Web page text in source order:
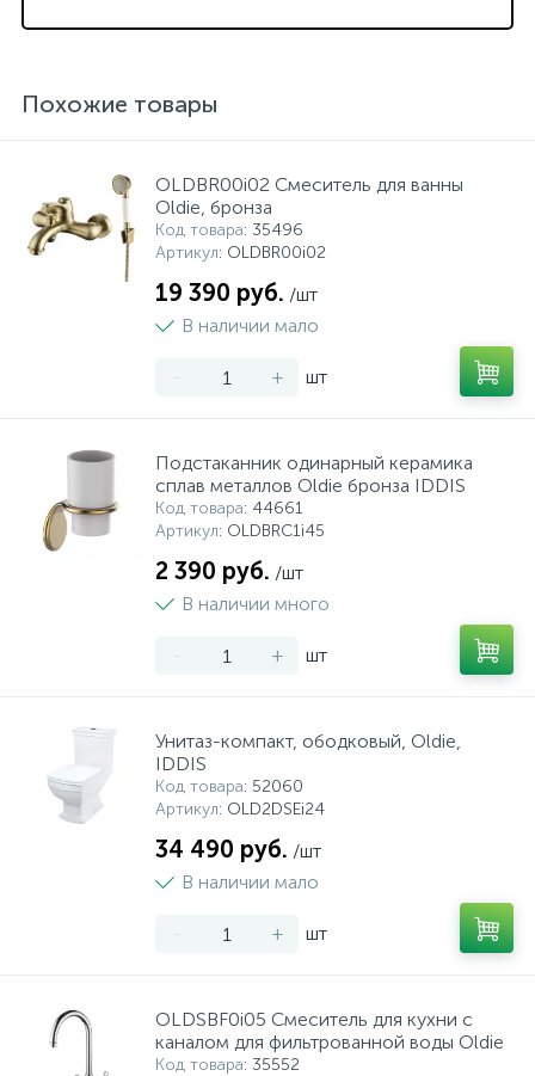
Похожие товары
OLDBR00i02 Смеситель для ванны
Oldie, бронза
Код товара: 35496
Артикул: OLDBR00i02
19 390 руб. /шт
В наличии мало
- + шт
Подстаканник одинарный керамика
сплав металлов Oldie бронза IDDIS
Код товара: 44661
Артикул: OLDBRC1i45
2 390 руб. /шт
В наличии много
- + шт
Унитаз-компакт, ободковый, Oldie,
IDDIS
Код товара: 52060
Артикул: OLD2DSEi24
34 490 руб. /шт
В наличии мало
- + шт
OLDSBF0i05 Смеситель для кухни с
каналом для фильтрованной воды Oldie
Код товара: 35552